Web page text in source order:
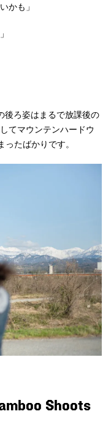
かも」
後ろ姿はまるで放課後の
てマウンテンハードウ
たばかりです。
Shoots